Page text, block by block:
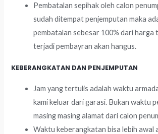
Pembatalan sepihak oleh calon
sudah ditempat penjemputan maka
pembatalan sebesar 100% dari harga
terjadi pembayran akan hangus.
KEBERANGKATAN DAN PENJEMPUTAN
Jam yang tertulis adalah waktu
kami keluar dari garasi. Bukan waktu
masing masing alamat dari calon
Waktu keberangkatan bisa lebih awal